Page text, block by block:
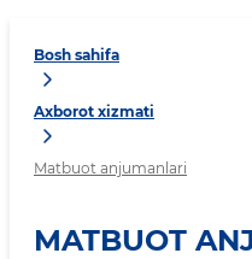
Bosh sahifa
Axborot xizmati
Matbuot anjumanlari
MATBUOT